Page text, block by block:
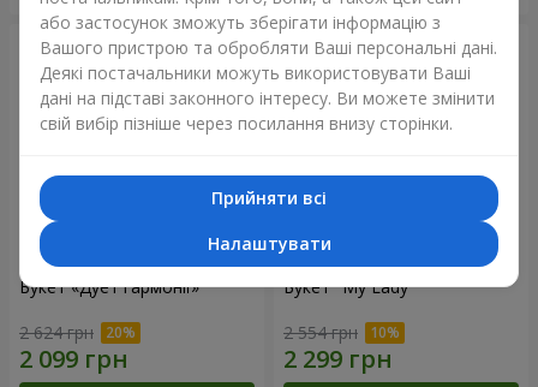
Букет «Дует гармонії»
2 624 грн
Букет "My Lady"
2 554 грн
або застосунок зможуть зберігати інформацію з
Вашого пристрою та обробляти Ваші персональні дані.
Деякі постачальники можуть використовувати Ваші
дані на підставі законного інтересу. Ви можете змінити
свій вибір пізніше через посилання внизу сторінки.
Прийняти всі
Налаштувати